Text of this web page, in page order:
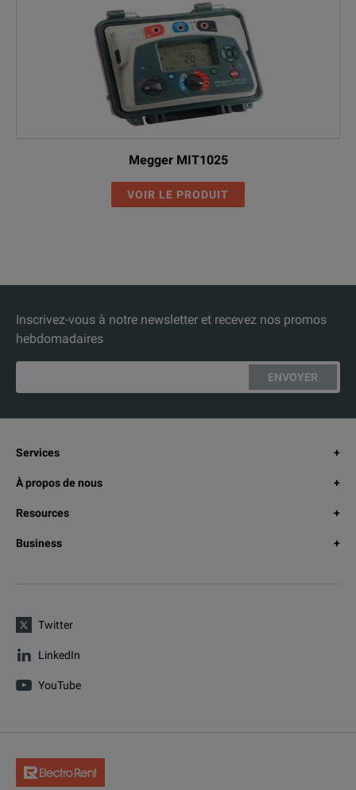
Megger MIT1025
VOIR LE PRODUIT
Inscrivez-vous à notre newsletter et recevez nos promos
hebdomadaires
ENVOYER
Services
À propos de nous
Resources
Business
Twitter
LinkedIn
YouTube